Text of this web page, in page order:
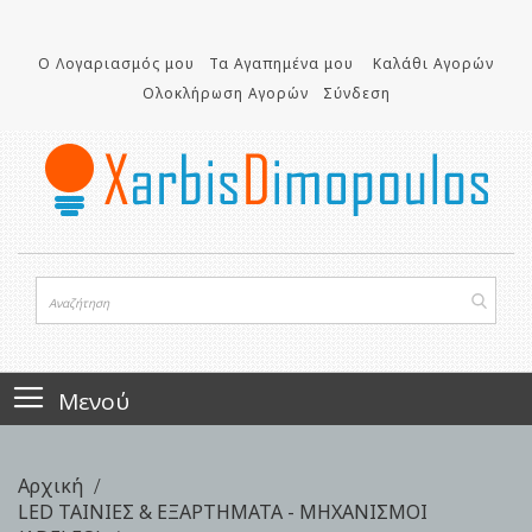
περιεχόμενο
Ο Λογαριασμός μου Τα Αγαπημένα μου
Καλάθι Αγορών
Ολοκλήρωση Αγορών
Σύνδεση
Μενού
Αρχική
LED ΤΑΙΝΙΕΣ & ΕΞΑΡΤΗΜΑΤΑ - ΜΗΧΑΝΙΣΜΟΙ